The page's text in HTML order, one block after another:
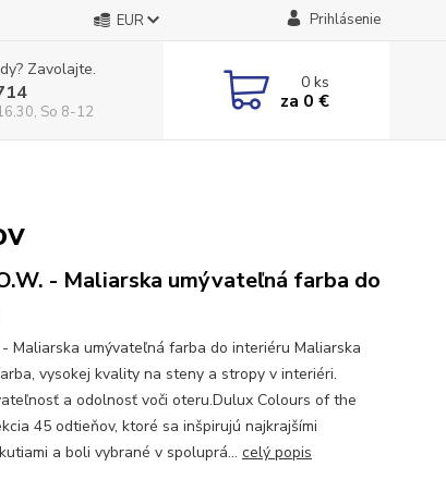
EUR Prihlásenie
Zavolajte.
So 8-12
0ks
za 0 €
- Maliarska umývateľná farba do
- Maliarska umývateľná farba do interiéru Maliarska
vysokej kvality na steny a stropy v interiéri.
a odolnosť voči oteru.Dulux Colours of the
45 odtieňov, ktoré sa inšpirujú najkrajšími
a boli vybrané v spoluprá... celý popis